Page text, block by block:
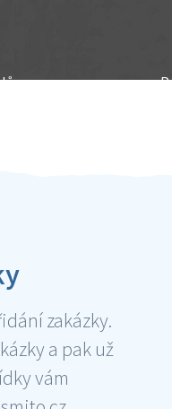
zakázky.
a pak už
vám